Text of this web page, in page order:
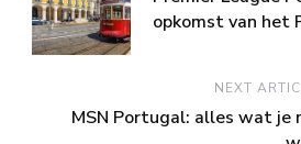
opkomst van het
NEXT
MSN Portugal: alles wat je